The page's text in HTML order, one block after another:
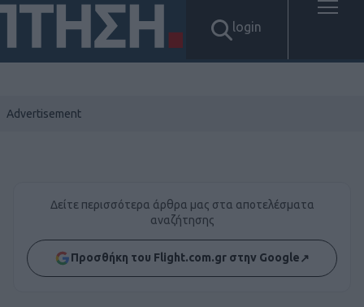
login
Δείτε περισσότερα άρθρα μας στα αποτελέσματα
αναζήτησης
Προσθήκη του Flight.com.gr στην Google↗